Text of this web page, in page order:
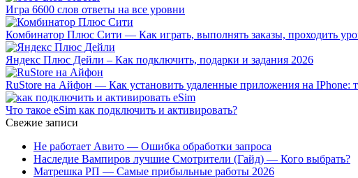
Игра 6600 слов ответы на все уровни
Комбинатор Плюс Сити — Как играть, выполнять заказы, проходить
Яндекс Плюс Дейли – Как подключить, подарки и задания 2026
RuStore на Айфон — Как установить удаленные приложения на IPhone:
Что такое eSim как подключить и активировать?
Свежие записи
Не работает Авито — Ошибка обработки запроса
Наследие Вампиров лучшие Смотрители (Гайд) — Кого выбрать?
Матрешка РП — Самые прибыльные работы 2026